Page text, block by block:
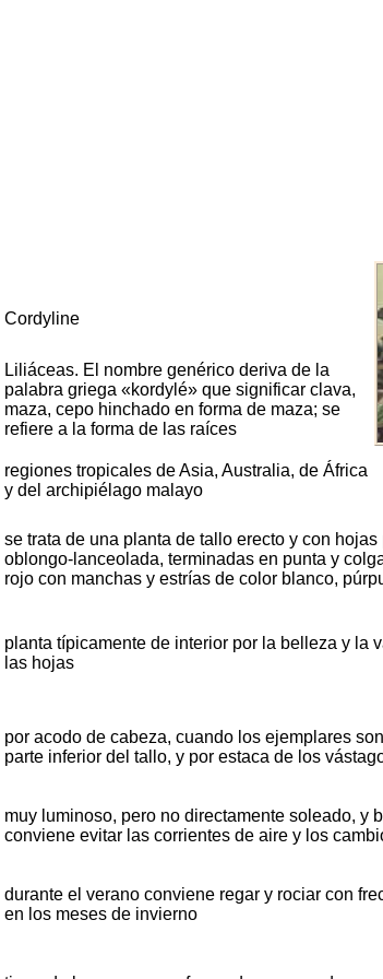
Cordyline
Liliáceas. El nombre genérico deriva de la
palabra griega «kordylé» que significar clava,
maza, cepo hinchado en forma de maza; se
refiere a la forma de las raíces
regiones tropicales de Asia, Australia, de África
y del archipiélago malayo
se trata de una planta de tallo erecto y con hojas
oblongo-lanceolada, terminadas en punta y
rojo con manchas y estrías de color blanco,
planta típicamente de interior por la belleza y la
las hojas
por acodo de cabeza, cuando los ejemplares
parte inferior del tallo, y por estaca de los
muy luminoso, pero no directamente soleado, y
conviene evitar las corrientes de aire y los
durante el verano conviene regar y rociar con
en los meses de invierno